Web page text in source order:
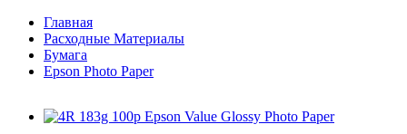
Главная
Расходные Материалы
Бумага
Epson Photo Paper